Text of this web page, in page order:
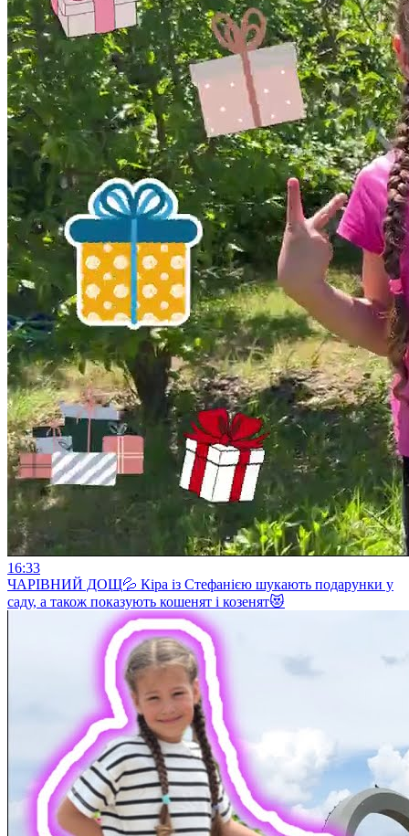
16:33
ЧАРІВНИЙ ДОЩ💦 Кіра із Стефанією шукають подарунки у
саду, а також показують кошенят і козенят😻